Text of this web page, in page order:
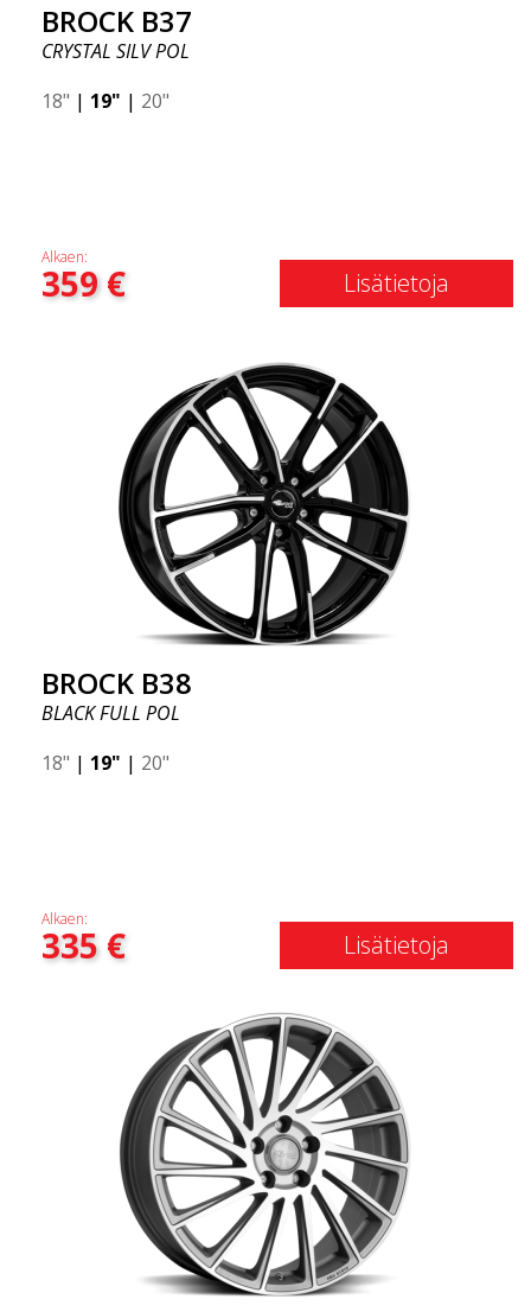
BROCK B37
CRYSTAL SILV POL
18" | 19" | 20"
Alkaen:
359€ Lisätietoja
BROCK B38
BLACK FULL POL
18" | 19" | 20"
Alkaen:
335€ Lisätietoja